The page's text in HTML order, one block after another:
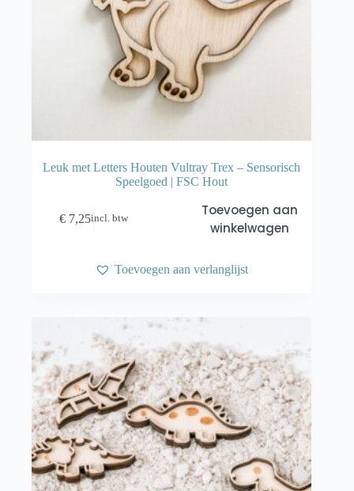
Leuk met Letters Houten Vultray Trex – Sensorisch
Speelgoed | FSC Hout
€ 7,25incl. btw
Toevoegen aan
winkelwagen
Toevoegen aan verlanglijst